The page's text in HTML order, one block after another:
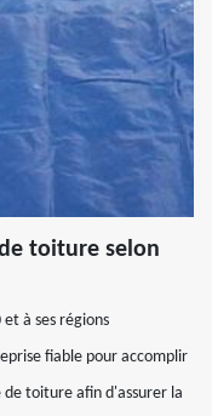
toiture selon
à ses régions
fiable pour accomplir
de toiture afin d'assurer la